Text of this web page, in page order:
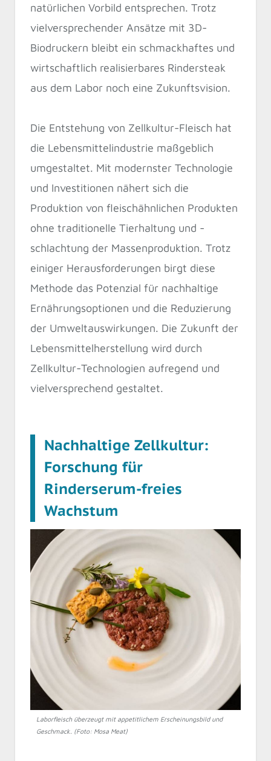
natürlichen Vorbild entsprechen. Trotz
vielversprechender Ansätze mit 3D-
Biodruckern bleibt ein schmackhaftes und
wirtschaftlich realisierbares Rindersteak
aus dem Labor noch eine Zukunftsvision.
Die Entstehung von Zellkultur-Fleisch hat
die Lebensmittelindustrie maßgeblich
umgestaltet. Mit modernster Technologie
und Investitionen nähert sich die
Produktion von fleischähnlichen Produkten
ohne traditionelle Tierhaltung und -
schlachtung der Massenproduktion. Trotz
einiger Herausforderungen birgt diese
Methode das Potenzial für nachhaltige
Ernährungsoptionen und die Reduzierung
der Umweltauswirkungen. Die Zukunft der
Lebensmittelherstellung wird durch
Zellkultur-Technologien aufregend und
vielversprechend gestaltet.
Nachhaltige Zellkultur:
Forschung für
Rinderserum-freies
Wachstum
Laborfleisch überzeugt mit appetitlichem Erscheinungsbild und
Geschmack. (Foto: Mosa Meat)